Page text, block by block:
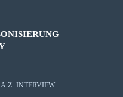
INTERVIEW